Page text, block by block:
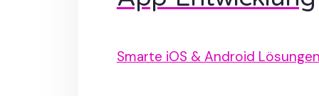
Smarte iOS & Android